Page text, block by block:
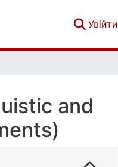
Увійти
and